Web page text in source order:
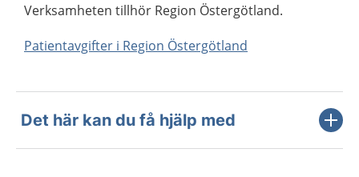
Verksamheten tillhör Region Östergötland.
Patientavgifter i Region Östergötland
Det här kan du få hjälp med